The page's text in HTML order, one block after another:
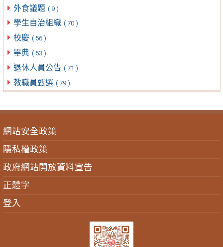
外食議題 ( 9 )
學生自治組織 ( 70 )
校慶 ( 56 )
畢典 ( 53 )
退休人員公告 ( 71 )
教職員甄選 ( 79 )
網站安全政策
隱私權政策
政府網站開放資料宣告
正體字
登入